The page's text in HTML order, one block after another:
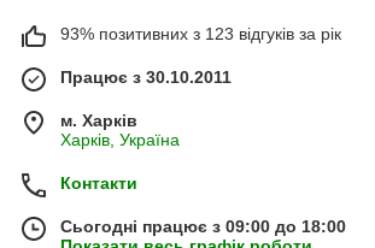
93% позитивних з 123 відгуків за рік
Працює з 30.10.2011
м. Харків
Харків, Україна
Контакти
Сьогодні працює з 09:00 до 18:00